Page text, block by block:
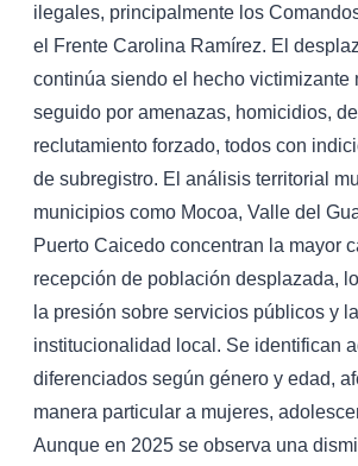
ilegales, principalmente los
el Frente Carolina Ramírez. El
continúa siendo el hecho victimizante
seguido por amenazas, homicidios,
reclutamiento forzado, todos con
de subregistro. El análisis territorial
municipios como Mocoa, Valle del
Puerto Caicedo concentran la mayor
recepción de población desplazada,
la presión sobre servicios públicos y la
institucionalidad local. Se identifican
diferenciados según género y edad,
manera particular a mujeres,
Aunque en 2025 se observa una